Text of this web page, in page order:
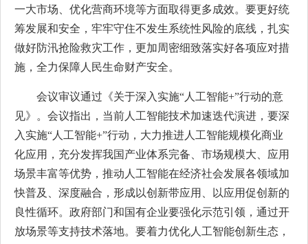
一大市场、优化营商环境等方面取得更多成效。要更好统
筹发展和安全，牢牢守住不发生系统性风险的底线，扎实
做好防汛抢险救灾工作，更加周密细致落实好各项应对措
施，全力保障人民生命财产安全。
会议审议通过《关于深入实施“人工智能+”行动的意
见》。会议指出，当前人工智能技术加速迭代演进，要深
入实施“人工智能+”行动，大力推进人工智能规模化商业
化应用，充分发挥我国产业体系完备、市场规模大、应用
场景丰富等优势，推动人工智能在经济社会发展各领域加
快普及、深度融合，形成以创新带应用、以应用促创新的
良性循环。政府部门和国有企业要强化示范引领，通过开
放场景等支持技术落地。要着力优化人工智能创新生态，